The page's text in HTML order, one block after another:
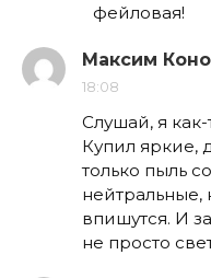
фейловая!
Максим
18:08
Слушай, я
Купил яркие,
только пыль
впишутся. И
не просто